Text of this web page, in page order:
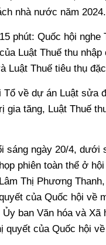
nhà nước năm 2024.
phút: Quốc hội
Luật Thuế thu
Luật Thuế tiêu thụ
Tổ về dự án Luật sửa
gia tăng, Luật Thuế
sáng ngày 20/4, dưới
phiên toàn thể ở
Thị Phương
của Quốc hội về
ban Văn hóa và
quyết của Quốc hội